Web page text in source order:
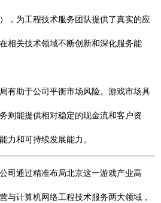
，为工程技术服务团队提供了真实的应
相关技术领域不断创新和深化服务能
有助于公司平衡市场风险。游戏市场具
则能提供相对稳定的现金流和客户资
力和可持续发展能力。
司通过精准布局北京这一游戏产业高
与计算机网络工程技术服务两大领域，